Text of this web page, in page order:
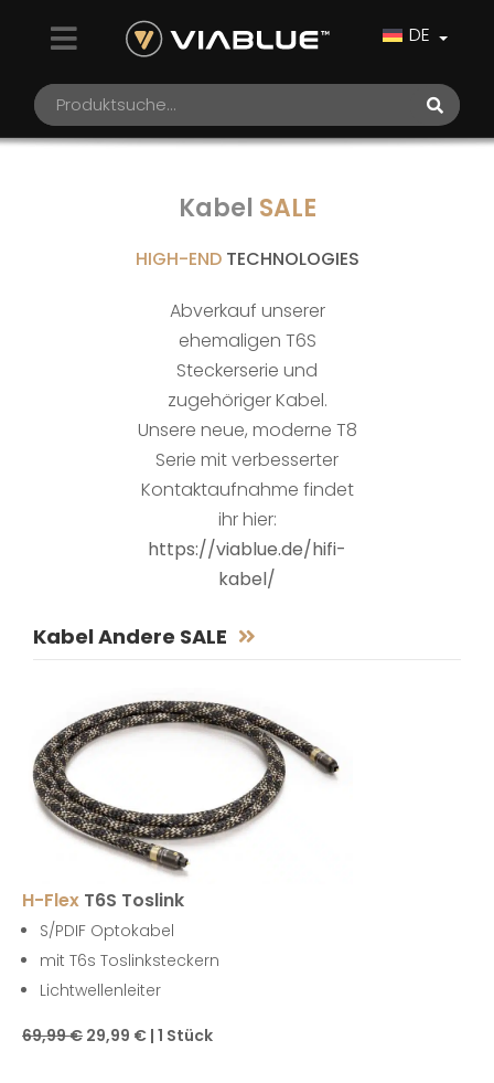
DE
Kabel SALE
HIGH-END TECHNOLOGIES
Abverkauf unserer
ehemaligen T6S
Steckerserie und
zugehöriger Kabel.
Unsere neue, moderne T8
Serie mit verbesserter
Kontaktaufnahme findet
ihr hier:
https://viablue.de/hifi-
kabel/
Kabel Andere SALE
H-Flex T6S Toslink
S/PDIF Optokabel
mit T6s Toslinksteckern
Lichtwellenleiter
69,99 € 29,99 € | 1 Stück